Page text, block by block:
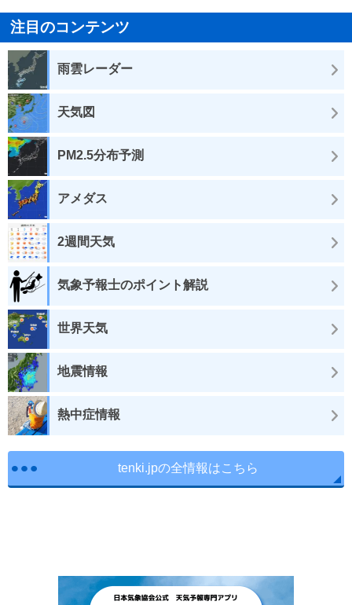
注目のコンテンツ
雨雲レーダー
天気図
PM2.5分布予測
アメダス
2週間天気
気象予報士のポイント解説
世界天気
地震情報
熱中症情報
tenki.jpの全情報はこちら